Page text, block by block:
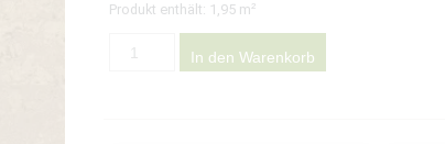
Produkt enthält: 1,95 m²
In den Warenkorb